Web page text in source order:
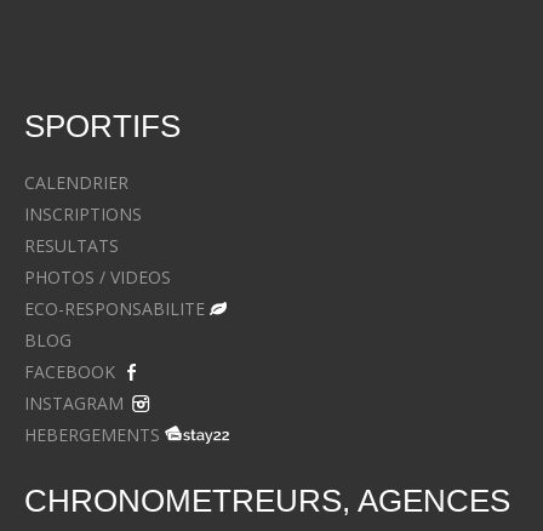
SPORTIFS
CALENDRIER
INSCRIPTIONS
RESULTATS
PHOTOS / VIDEOS
ECO-RESPONSABILITE
BLOG
FACEBOOK
INSTAGRAM
HEBERGEMENTS
CHRONOMETREURS, AGENCES